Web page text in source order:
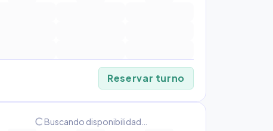
Reservar turno
progress_activity Buscando disponibilidad…